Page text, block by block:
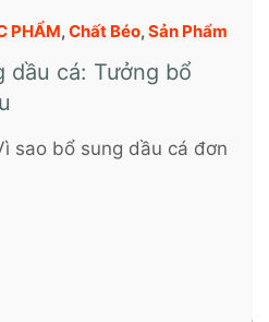
PHẨM,Chất Béo,Sản Phẩm
dầu cá: Tưởng bổ
sao bổ sung dầu cá đơn